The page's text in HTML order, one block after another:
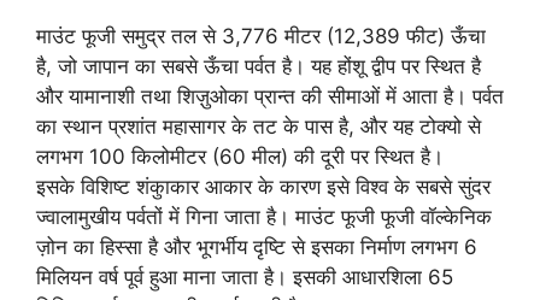
माउंट फूजी समुद्र तल से 3,776 मीटर (12,389 फीट) ऊँचा
है, जो जापान का सबसे ऊँचा पर्वत है। यह होंशू द्वीप पर स्थित है
और यामानाशी तथा शिज़ुओका प्रान्त की सीमाओं में आता है। पर्वत
का स्थान प्रशांत महासागर के तट के पास है, और यह टोक्यो से
लगभग 100 किलोमीटर (60 मील) की दूरी पर स्थित है।
इसके विशिष्ट शंकुाकार आकार के कारण इसे विश्व के सबसे सुंदर
ज्वालामुखीय पर्वतों में गिना जाता है। माउंट फूजी फूजी वॉल्केनिक
ज़ोन का हिस्सा है और भूगर्भीय दृष्टि से इसका निर्माण लगभग 6
मिलियन वर्ष पूर्व हुआ माना जाता है। इसकी आधारशिला 65